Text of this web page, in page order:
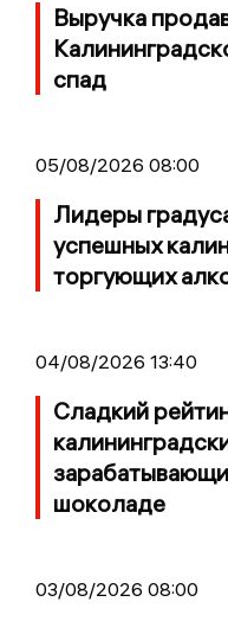
Выручка
спад
05/08/2026 08:00
Лидеры
успешных
торгующих
04/08/2026 13:40
Сладкий
шоколаде
03/08/2026 08:00